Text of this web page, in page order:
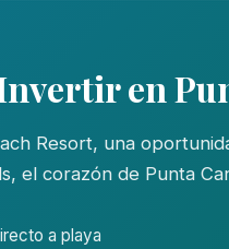
en
Resort, una
el corazón de Punta
a playa